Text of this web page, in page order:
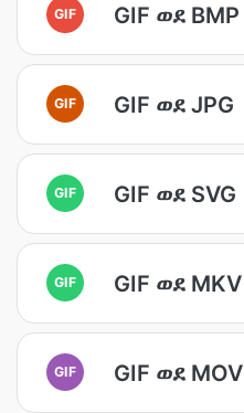
GIF GIF ወደ BMP
GIF GIF ወደ JPG
GIF GIF ወደ SVG
GIF GIF ወደ MKV
GIF GIF ወደ MOV